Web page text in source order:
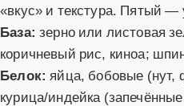
«вкус» и текстура. Пятый —
База: зерно или листовая
коричневый рис, киноа;
Белок: яйца, бобовые (нут,
курица/индейка